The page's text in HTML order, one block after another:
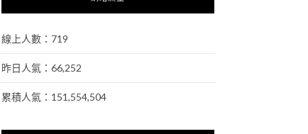
線上人數：719
昨日人氣：66,252
累積人氣：151,554,504